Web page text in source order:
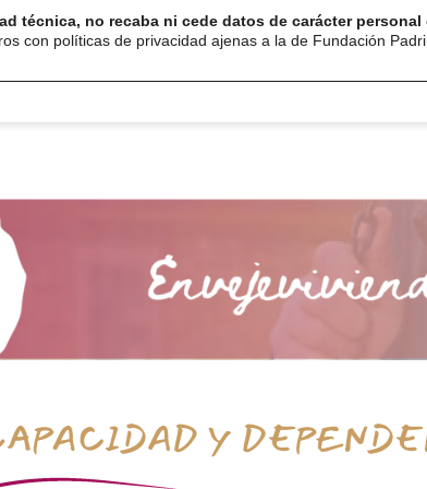
Servicios Programas Ayuda y
técnica, no recaba ni cede datos de carácter
con políticas de privacidad ajenas a la de Fundación